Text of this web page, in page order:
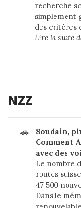
recherche
simplement
des critères
Lire la suite
NZZ
🚗
Soudain,
Comment
avec des
Le nombre
routes
47 500
Dans le